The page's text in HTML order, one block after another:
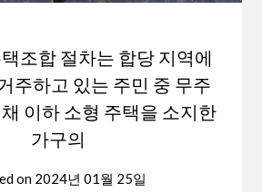
조합 절차는 합당 지역에
주하고 있는 주민 중 무주
이하 소형 주택을 소지한
가구의
on 2024년 01월 25일